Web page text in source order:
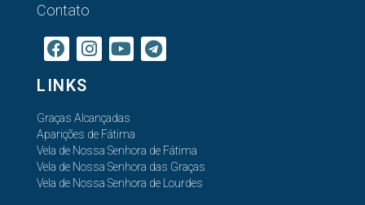
Contato
LINKS
Graças Alcançadas
Aparições de Fátima
Vela de Nossa Senhora de Fátima
Vela de Nossa Senhora das Graças
Vela de Nossa Senhora de Lourdes